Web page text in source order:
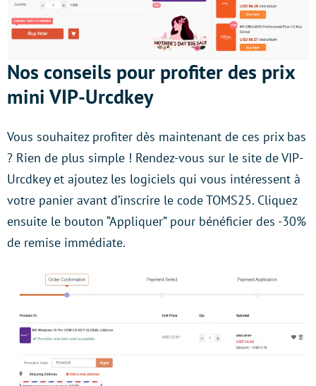
Nos conseils pour profiter des prix
mini VIP-Urcdkey
Vous souhaitez profiter dès maintenant de ces prix bas
? Rien de plus simple ! Rendez-vous sur le site de VIP-
Urcdkey et ajoutez les logiciels qui vous intéressent à
votre panier avant d’inscrire le code TOMS25. Cliquez
ensuite le bouton “Appliquer” pour bénéficier des -30%
de remise immédiate.